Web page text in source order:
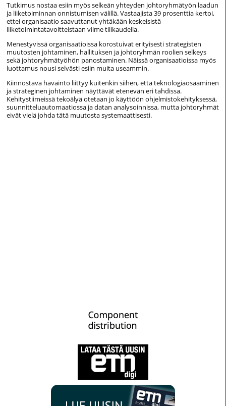
Tutkimus nostaa esiin myös selkeän yhteyden johtoryhmätyön laadun
ja liiketoiminnan onnistumisen välillä. Vastaajista 39 prosenttia kertoi,
ettei organisaatio saavuttanut yhtäkään keskeisistä
liiketoimintatavoitteistaan viime tilikaudella.
Menestyvissä organisaatioissa korostuivat erityisesti strategisten
muutosten johtaminen, hallituksen ja johtoryhmän roolien selkeys
sekä johtoryhmätyöhön panostaminen. Näissä organisaatioissa myös
luottamus nousi selvästi esiin muita useammin.
Kiinnostava havainto liittyy kuitenkin siihen, että teknologiaosaaminen
ja strateginen johtaminen näyttävät etenevän eri tahdissa.
Kehitystiimeissä tekoälyä otetaan jo käyttöön ohjelmistokehityksessä,
suunnitteluautomaatiossa ja datan analysoinnissa, mutta johtoryhmät
eivät vielä johda tätä muutosta systemaattisesti.